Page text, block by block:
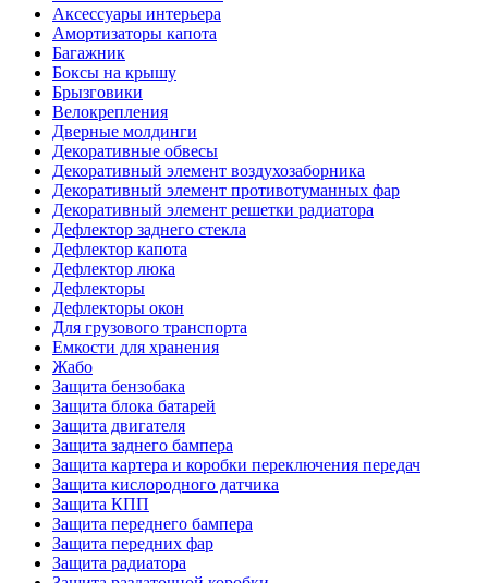
Аксессуары интерьера
Амортизаторы капота
Багажник
Боксы на крышу
Брызговики
Велокрепления
Дверные молдинги
Декоративные обвесы
Декоративный элемент воздухозаборника
Декоративный элемент противотуманных фар
Декоративный элемент решетки радиатора
Дефлектор заднего стекла
Дефлектор капота
Дефлектор люка
Дефлекторы
Дефлекторы окон
Для грузового транспорта
Емкости для хранения
Жабо
Защита бензобака
Защита блока батарей
Защита двигателя
Защита заднего бампера
Защита картера и коробки переключения передач
Защита кислородного датчика
Защита КПП
Защита переднего бампера
Защита передних фар
Защита радиатора